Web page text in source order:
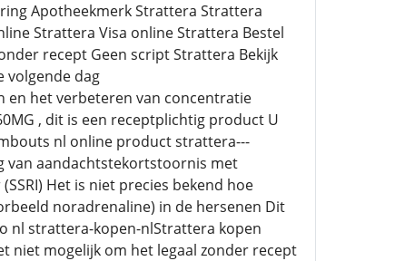
Apotheekmerk Strattera Strattera
Strattera Visa online Strattera Bestel
recept Geen script Strattera Bekijk
volgende dag
en het verbeteren van concentratie
, dit is een receptplichtig product U
nl online product strattera---
van aandachtstekortstoornis met
Het is niet precies bekend hoe
noradrenaline) in de hersenen Dit
nl strattera-kopen-nlStrattera kopen
niet mogelijk om het legaal zonder recept